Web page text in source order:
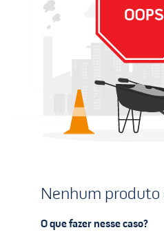
Nenhum produto
O que fazer nesse caso?